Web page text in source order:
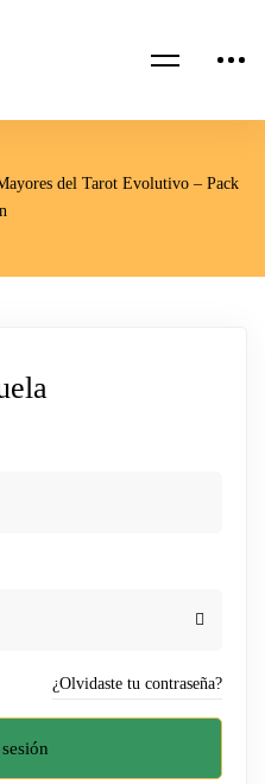
del Tarot Evolutivo – Pack
¿Olvidaste tu contraseña?